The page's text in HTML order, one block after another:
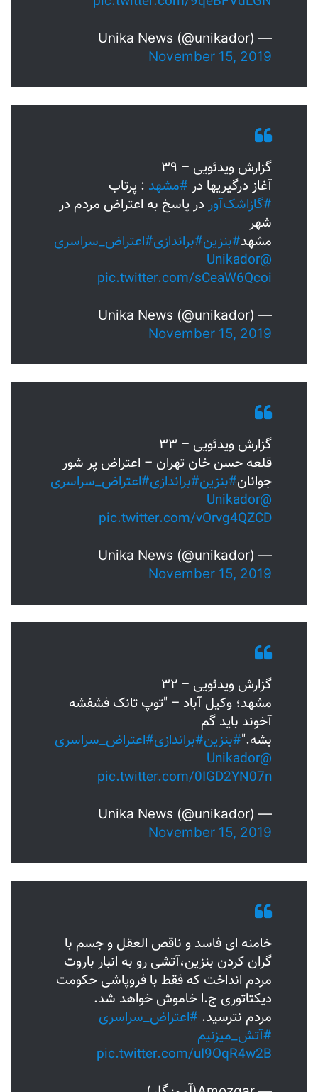
— Unika News (@unikador)
November 15, 2019
گزارش ویدئویی – ۳۹
آغاز درگیریها در #مشهد : پرتاب
#گازاشک‌آور در پاسخ به اعتراض مردم در
شهر‌
مشهد#بنزین#براندازی#اعتراض_سراسری
@Unikador
pic.twitter.com/sCeaW6Qcoi
— Unika News (@unikador)
November 15, 2019
گزارش ویدئویی – ۳۳
قلعه حسن خان تهران – اعتراض پر شور
جوانان#بنزین#براندازی#اعتراض_سراسری
@Unikador
pic.twitter.com/vOrvg4QZCD
— Unika News (@unikador)
November 15, 2019
گزارش ویدئویی – ۳۲
مشهد؛ وکیل آباد – "توپ تانک فشفشه
آخوند باید گم
بشه."#بنزین#براندازی#اعتراض_سراسری
@Unikador
pic.twitter.com/0IGD2YN07n
— Unika News (@unikador)
November 15, 2019
خامنه ای فاسد و ناقص العقل و جسم با
گران کردن بنزین،آتشی رو به انبار باروت
مردم انداخت که فقط با فروپاشی حکومت
دیکتاتوری ج.ا خاموش خواهد شد.
مردم نترسید. #اعتراض_سراسری
#آتش_میزنیم
pic.twitter.com/uI9OqR4w2B